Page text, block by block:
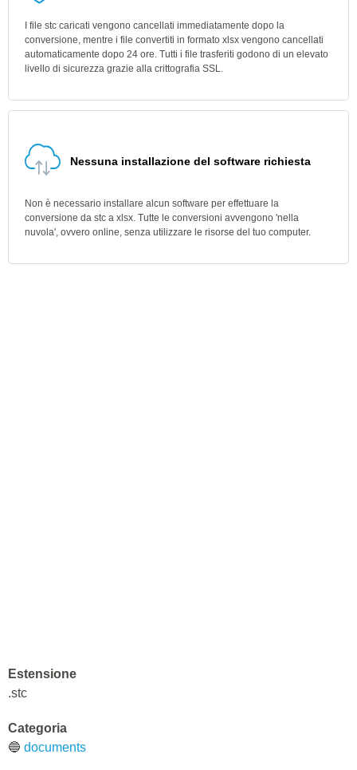
I file stc caricati vengono cancellati immediatamente dopo la
conversione, mentre i file convertiti in formato xlsx vengono cancellati
automaticamente dopo 24 ore. Tutti i file trasferiti godono di un elevato
livello di sicurezza grazie alla crittografia SSL.
Nessuna installazione del software richiesta
Non è necessario installare alcun software per effettuare la
conversione da stc a xlsx. Tutte le conversioni avvengono 'nella
nuvola', ovvero online, senza utilizzare le risorse del tuo computer.
Estensione
.stc
Categoria
🔵 documents